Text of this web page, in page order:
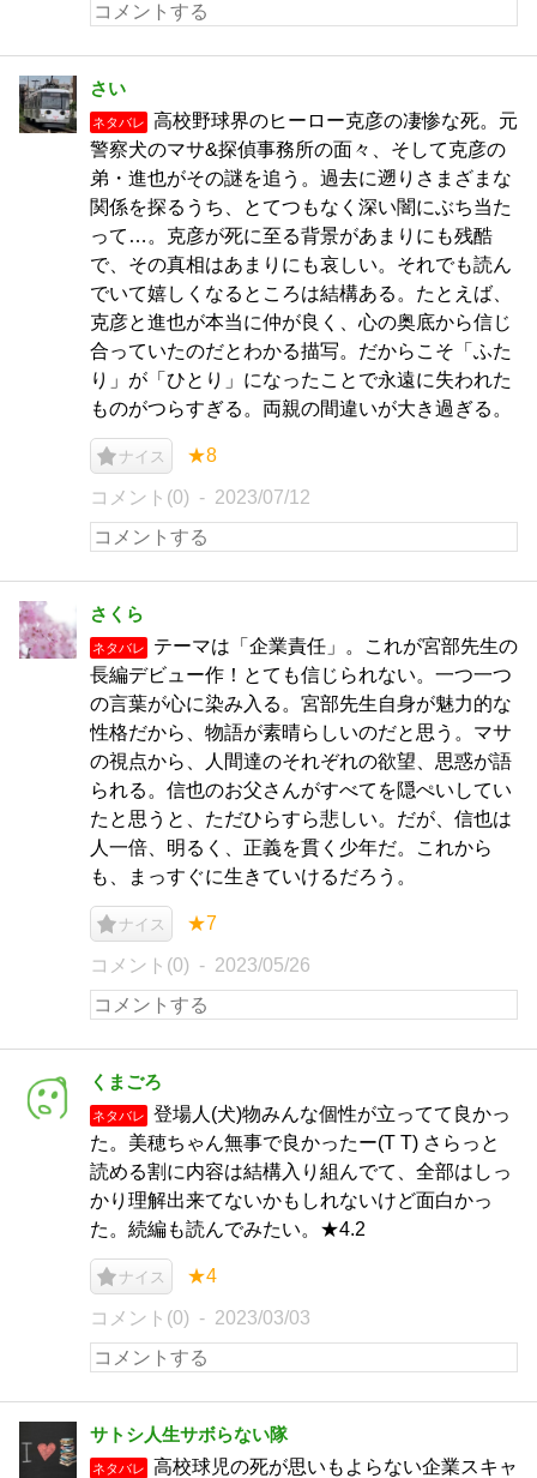
さい
ネタバレ
高校野球界のヒーロー克彦の凄惨な死。元
警察犬のマサ&探偵事務所の面々、そして克彦の
弟・進也がその謎を追う。過去に遡りさまざまな
関係を探るうち、とてつもなく深い闇にぶち当た
って…。克彦が死に至る背景があまりにも残酷
で、その真相はあまりにも哀しい。それでも読ん
でいて嬉しくなるところは結構ある。たとえば、
克彦と進也が本当に仲が良く、心の奥底から信じ
合っていたのだとわかる描写。だからこそ「ふた
り」が「ひとり」になったことで永遠に失われた
ものがつらすぎる。両親の間違いが大き過ぎる。
ナイス ★8
コメント(0) 2023/07/12
さくら
ネタバレ
テーマは「企業責任」。これが宮部先生の
長編デビュー作！とても信じられない。一つ一つ
の言葉が心に染み入る。宮部先生自身が魅力的な
性格だから、物語が素晴らしいのだと思う。マサ
の視点から、人間達のそれぞれの欲望、思惑が語
られる。信也のお父さんがすべてを隠ぺいしてい
たと思うと、ただひらすら悲しい。だが、信也は
人一倍、明るく、正義を貫く少年だ。これから
も、まっすぐに生きていけるだろう。
ナイス ★7
コメント(0) 2023/05/26
くまごろ
ネタバレ
登場人(犬)物みんな個性が立ってて良かっ
た。美穂ちゃん無事で良かったー(T T) さらっと
読める割に内容は結構入り組んでて、全部はしっ
かり理解出来てないかもしれないけど面白かっ
た。続編も読んでみたい。★4.2
ナイス ★4
コメント(0) 2023/03/03
サトシ人生サボらない隊
ネタバレ
高校球児の死が思いもよらない企業スキャ